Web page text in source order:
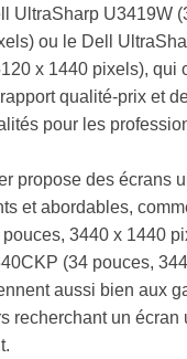
UltraSharp U3419W
ou le Dell
x 1440 pixels), qui
qualité-prix et
pour les
propose des écrans
et abordables,
3440 x 1440
(34 pouces,
aussi bien aux
recherchant un écran